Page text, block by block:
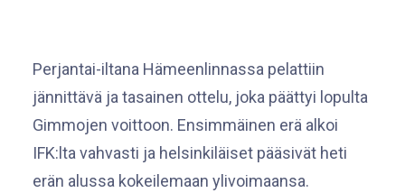
Perjantai-iltana Hämeenlinnassa pelattiin
jännittävä ja tasainen ottelu, joka päättyi lopulta
Gimmojen voittoon. Ensimmäinen erä alkoi
IFK:lta vahvasti ja helsinkiläiset pääsivät heti
erän alussa kokeilemaan ylivoimaansa.